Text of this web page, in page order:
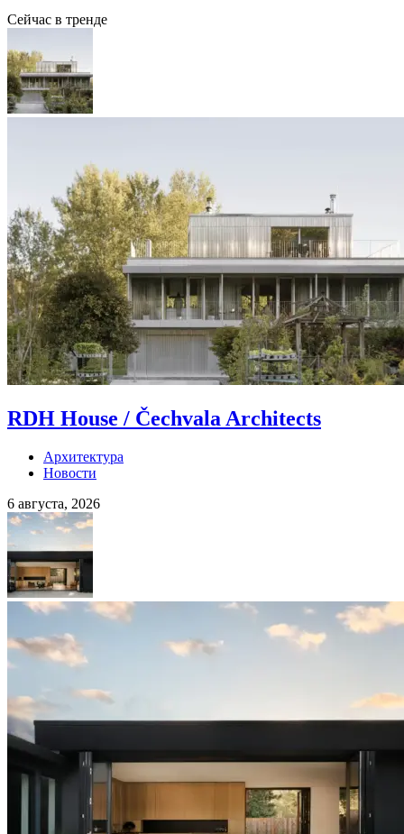
Сейчас в тренде
RDH House / Čechvala Architects
Архитектура
Новости
6 августа, 2026